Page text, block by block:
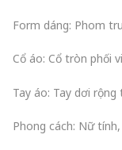
Form dáng: Phom
Cổ áo: Cổ tròn phối
Tay áo: Tay dơi rộng
Phong cách: Nữ